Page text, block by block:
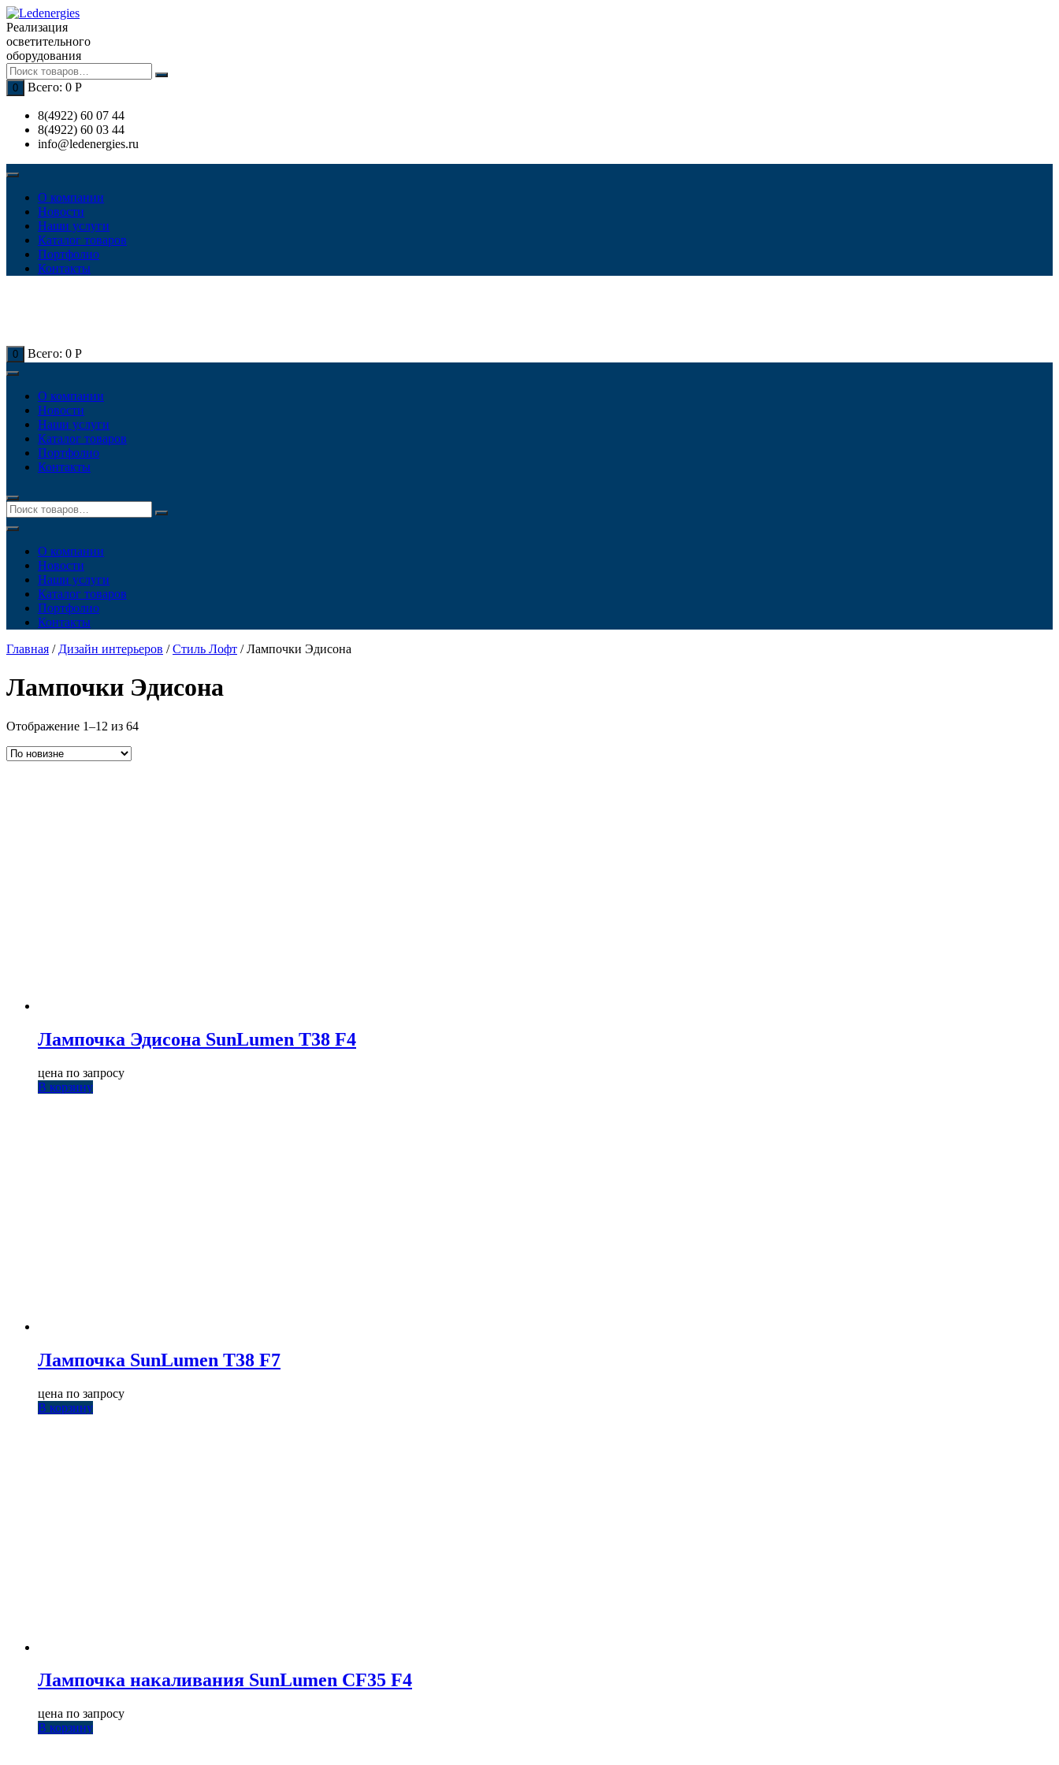
Перейти
к
содержимому
Реализация
осветительного
оборудования
0 Всего: 0 Р
8(4922) 60 07 44
8(4922) 60 03 44
info@ledenergies.ru
О компании
Новости
Наши услуги
Каталог товаров
Портфолио
Контакты
0 Всего: 0 Р
О компании
Новости
Наши услуги
Каталог товаров
Портфолио
Контакты
О компании
Новости
Наши услуги
Каталог товаров
Портфолио
Контакты
Главная / Дизайн интерьеров /Стиль Лофт / Лампочки Эдисона
Лампочки Эдисона
Отображение 1–12 из 64
Лампочка Эдисона SunLumen T38 F4
цена по запросу
В корзину
Лампочка SunLumen T38 F7
цена по запросу
В корзину
Лампочка накаливания SunLumen CF35 F4
цена по запросу
В корзину